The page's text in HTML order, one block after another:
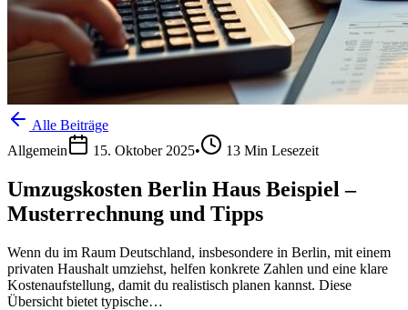
Alle Beiträge
Allgemein
15. Oktober 2025• 13 Min Lesezeit
Umzugskosten Berlin Haus Beispiel –
Musterrechnung und Tipps
Wenn du im Raum Deutschland, insbesondere in Berlin, mit einem
privaten Haushalt umziehst, helfen konkrete Zahlen und eine klare
Kostenaufstellung, damit du realistisch planen kannst. Diese
Übersicht bietet typische…